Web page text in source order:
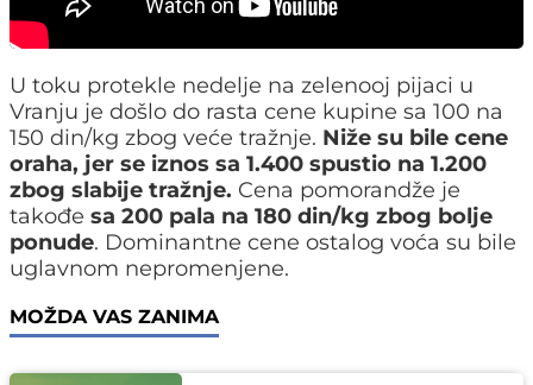
U toku protekle nedelje na zelenooj pijaci u
Vranju je došlo do rasta cene kupine sa 100 na
150 din/kg zbog veće tražnje. Niže su bile cene
oraha, jer se iznos sa 1.400 spustio na 1.200
zbog slabije tražnje. Cena pomorandže je
takođe sa 200 pala na 180 din/kg zbog bolje
ponude. Dominantne cene ostalog voća su bile
uglavnom nepromenjene.
MOŽDA VAS ZANIMA